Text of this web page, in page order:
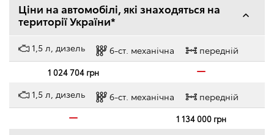
Ціни на автомобілі, які знаходяться на
території України*
1,5 л, дизель 6-ст. механічна передній
1 024 704 грн
1,5 л, дизель 6-ст. механічна передній
1 134 000 грн